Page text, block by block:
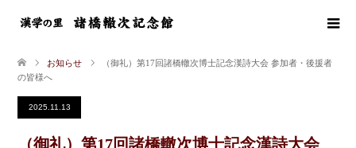
お知らせ
（御礼）第17回諸橋轍次博士記念漢詩大会 参加者・後援者
の皆様へ
2025.11.13
（御礼）第17回諸橋轍次博士記念漢詩大会